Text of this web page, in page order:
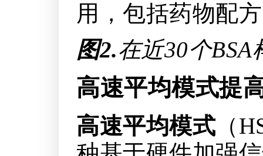
用，包括药物配
图2.在近30个BSA
高速平均模式提
高速平均模式（